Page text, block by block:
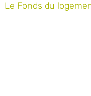
Le Fonds du